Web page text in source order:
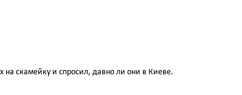
на скамейку и спросил, давно ли они в Киеве.